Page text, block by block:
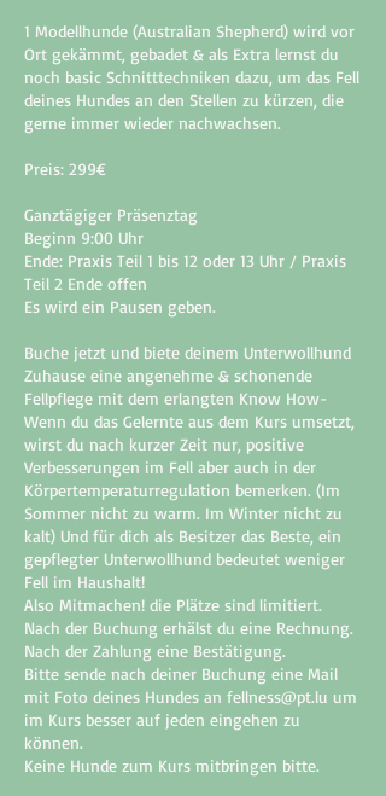
1 Modellhunde (Australian Shepherd) wird vor
Ort gekämmt, gebadet & als Extra lernst du
noch basic Schnitttechniken dazu, um das Fell
deines Hundes an den Stellen zu kürzen, die
gerne immer wieder nachwachsen.
Preis: 299€
Ganztägiger Präsenztag
Beginn 9:00 Uhr
Ende: Praxis Teil 1 bis 12 oder 13 Uhr / Praxis
Teil 2 Ende offen
Es wird ein Pausen geben.
Buche jetzt und biete deinem Unterwollhund
Zuhause eine angenehme & schonende
Fellpflege mit dem erlangten Know How-
Wenn du das Gelernte aus dem Kurs umsetzt,
wirst du nach kurzer Zeit nur, positive
Verbesserungen im Fell aber auch in der
Körpertemperaturregulation bemerken. (Im
Sommer nicht zu warm. Im Winter nicht zu
kalt) Und für dich als Besitzer das Beste, ein
gepflegter Unterwollhund bedeutet weniger
Fell im Haushalt!
Also Mitmachen! die Plätze sind limitiert.
Nach der Buchung erhälst du eine Rechnung.
Nach der Zahlung eine Bestätigung.
Bitte sende nach deiner Buchung eine Mail
mit Foto deines Hundes an fellness@pt.lu um
im Kurs besser auf jeden eingehen zu
können.
Keine Hunde zum Kurs mitbringen bitte.